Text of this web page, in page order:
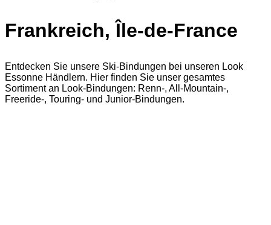
Frankreich, Île-de-France
Entdecken Sie unsere Ski-Bindungen bei unseren Look
Essonne Händlern. Hier finden Sie unser gesamtes
Sortiment an Look-Bindungen: Renn-, All-Mountain-,
Freeride-, Touring- und Junior-Bindungen.